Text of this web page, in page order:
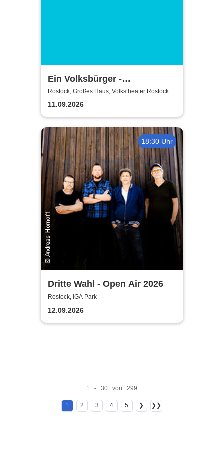
Ein Volksbürger -
Volkstheater Rostock
Rostock, Großes Haus, Volkstheater Rostock
11.09.2026
18:30 Uhr
Dritte Wahl - Open Air 2026
Rostock, IGA Park
12.09.2026
1 - 30 von 299
1 2 3 4 5 ❯ ❯❯